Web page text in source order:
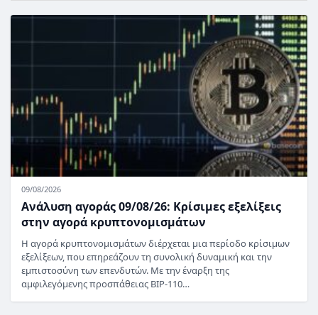
09/08/2026
Ανάλυση αγοράς 09/08/26: Κρίσιμες εξελίξεις
στην αγορά κρυπτονομισμάτων
Η αγορά κρυπτονομισμάτων διέρχεται μια περίοδο κρίσιμων
εξελίξεων, που επηρεάζουν τη συνολική δυναμική και την
εμπιστοσύνη των επενδυτών. Με την έναρξη της
αμφιλεγόμενης προσπάθειας BIP-110…